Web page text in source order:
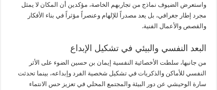
واستعرض الضيوف نماذج من تجاربهم الخاصة، مؤكدين أن المكان لا يمثل
مجرد إطار جغرافي، بل يعد مصدراً للإلهام وعنصراً مؤثراً في بناء الأفكار
والقصص والأعمال الفنية.
البعد النفسي والبيئي في تشكيل الإبداع
من جانبها، سلطت الأخصائية النفسية إيمان بن حسين الضوء على الأثر
النفسي للأماكن والذكريات في تشكيل شخصية الفرد وإبداعه، بينما تحدثت
سارة الوحيشي عن دور البيئة والمجتمع المحلي في تعزيز حس الانتماء